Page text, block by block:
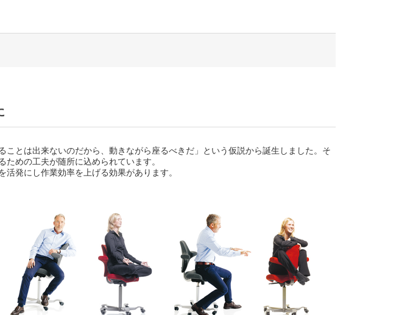
ことは出来ないのだから、動きながら座るべきだ」という仮説から誕生しました。そ
めの工夫が随所に込められています。
発にし作業効率を上げる効果があります。